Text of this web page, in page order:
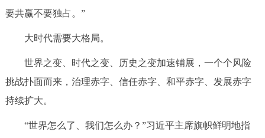
要共赢不要独占。”
大时代需要大格局。
世界之变、时代之变、历史之变加速铺展，一个个风险
挑战扑面而来，治理赤字、信任赤字、和平赤字、发展赤字
持续扩大。
“世界怎么了、我们怎么办？”习近平主席旗帜鲜明地指